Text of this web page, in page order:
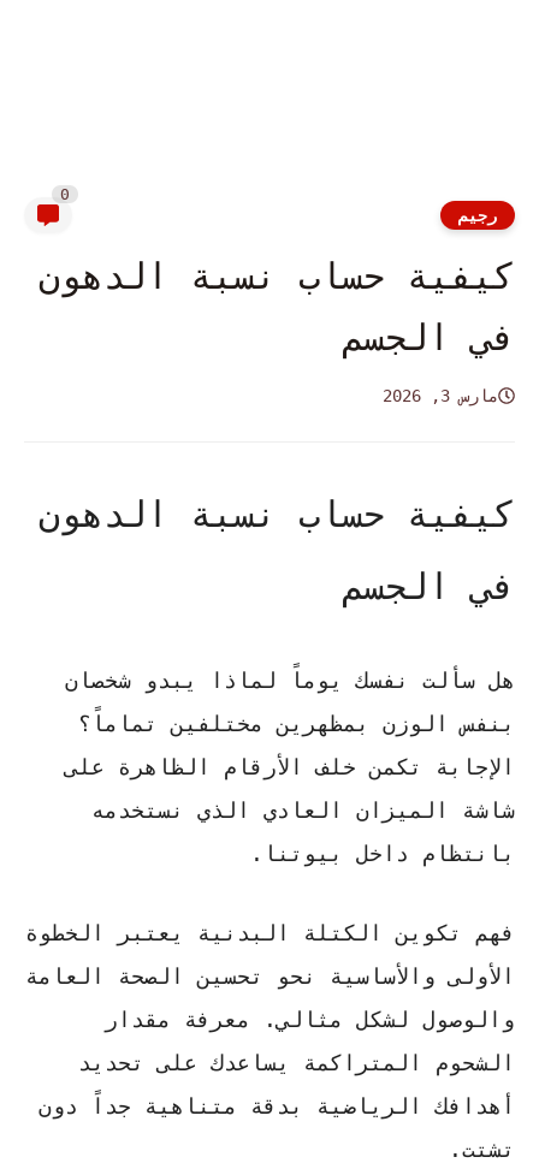
رجيم
0
كيفية حساب نسبة الدهون
في الجسم
مارس 3, 2026
كيفية حساب نسبة الدهون
في الجسم
هل سألت نفسك يوماً لماذا يبدو شخصان
بنفس الوزن بمظهرين مختلفين تماماً؟
الإجابة تكمن خلف الأرقام الظاهرة على
شاشة الميزان العادي الذي نستخدمه
بانتظام داخل بيوتنا.
فهم تكوين الكتلة البدنية يعتبر الخطوة
الأولى والأساسية نحو
تحسين الصحة العامة
والوصول لشكل مثالي. معرفة مقدار
الشحوم المتراكمة يساعدك على تحديد
أهدافك الرياضية بدقة متناهية جداً دون
تشتت.